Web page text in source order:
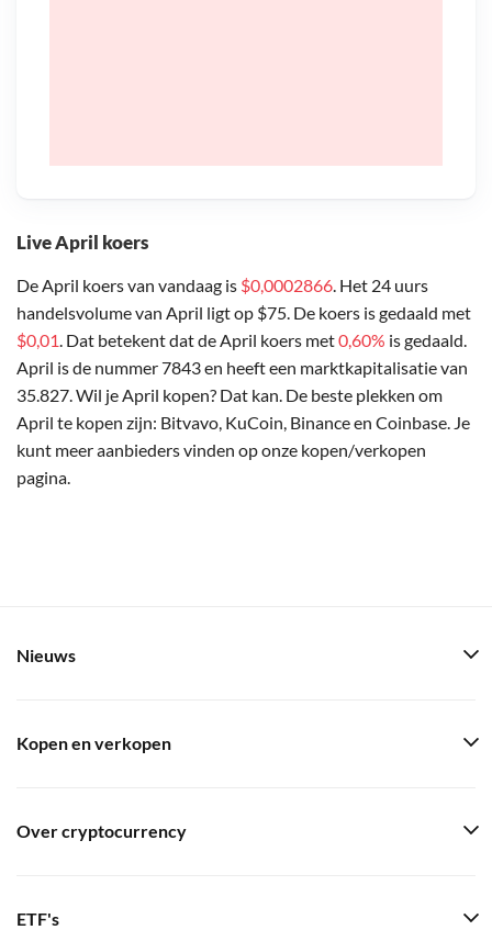
Live April koers
De April koers van vandaag is $0,0002866. Het 24 uurs
handelsvolume van April ligt op $75. De koers is gedaald met
$0,01. Dat betekent dat de April koers met0,60% is gedaald.
April is de nummer 7843 en heeft een marktkapitalisatie van
35.827. Wil je April kopen? Dat kan. De beste plekken om
April te kopen zijn: Bitvavo, KuCoin, Binance en Coinbase. Je
kunt meer aanbieders vinden op onze kopen/verkopen
pagina.
Nieuws
Kopen en verkopen
Over cryptocurrency
ETF's